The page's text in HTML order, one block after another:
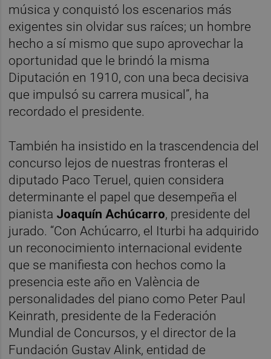
música y conquistó los escenarios más
exigentes sin olvidar sus raíces; un hombre
hecho a sí mismo que supo aprovechar la
oportunidad que le brindó la misma
Diputación en 1910, con una beca decisiva
que impulsó su carrera musical”, ha
recordado el presidente.
También ha insistido en la trascendencia del
concurso lejos de nuestras fronteras el
diputado Paco Teruel, quien considera
determinante el papel que desempeña el
pianista Joaquín Achúcarro, presidente del
jurado. “Con Achúcarro, el Iturbi ha adquirido
un reconocimiento internacional evidente
que se manifiesta con hechos como la
presencia este año en València de
personalidades del piano como Peter Paul
Keinrath, presidente de la Federación
Mundial de Concursos, y el director de la
Fundación Gustav Alink, entidad de